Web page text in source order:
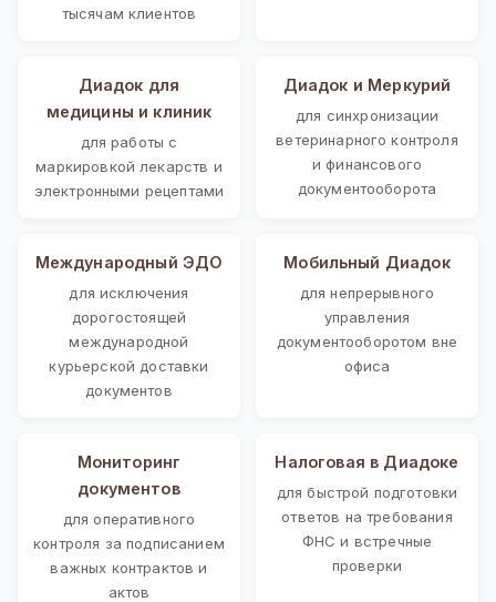
тысячам клиентов
Диадок для
медицины и клиник
для работы с
маркировкой лекарств и
электронными рецептами
Диадок и Меркурий
для синхронизации
ветеринарного контроля
и финансового
документооборота
Международный ЭДО
для исключения
дорогостоящей
международной
курьерской доставки
документов
Мобильный Диадок
для непрерывного
управления
документооборотом вне
офиса
Мониторинг
документов
для оперативного
контроля за подписанием
важных контрактов и
актов
Налоговая в Диадоке
для быстрой подготовки
ответов на требования
ФНС и встречные
проверки